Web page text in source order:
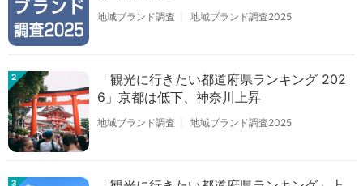
地域ブランド調査 地域ブランド調査2025
2
「観光に行きたい都道府県ランキング 202
6」京都は低下、神奈川上昇
地域ブランド調査 地域ブランド調査2025
3